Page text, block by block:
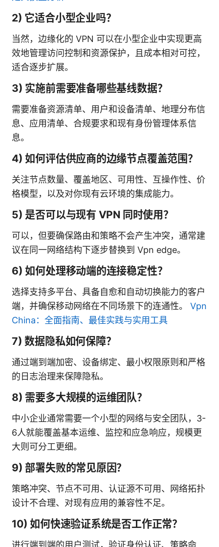
2) 它适合小型企业吗？
当然，边缘化的 VPN 可以在小型企业中实现更高
效地管理访问控制和资源保护，且成本相对可控，
适合逐步扩展。
3) 实施前需要准备哪些基线数据？
需要准备资源清单、用户和设备清单、地理分布信
息、应用清单、合规要求和现有身份管理体系信
息。
4) 如何评估供应商的边缘节点覆盖范围？
关注节点数量、覆盖地区、可用性、互操作性、价
格模型，以及对你现有云环境的集成能力。
5) 是否可以与现有 VPN 同时使用？
可以，但要确保路由和策略不会产生冲突，通常建
议在同一网络结构下逐步替换到 Vpn edge。
6) 如何处理移动端的连接稳定性？
选择支持多平台、具备自愈和自动切换能力的客户
端，并确保移动网络在不同场景下的连通性。 Vpn
China：全面指南、最佳实践与实用工具
7) 数据隐私如何保障？
通过端到端加密、设备绑定、最小权限原则和严格
的日志治理来保障隐私。
8) 需要多大规模的运维团队？
中小企业通常需要一个小型的网络与安全团队，3-
6人就能覆盖基本运维、监控和应急响应，规模更
大则可分工更细。
9) 部署失败的常见原因？
策略冲突、节点不可用、认证源不可用、网络拓扑
设计不合理、对现有应用的兼容性不足。
10) 如何快速验证系统是否工作正常？
进行端到端的用户测试，验证身份认证、策略命